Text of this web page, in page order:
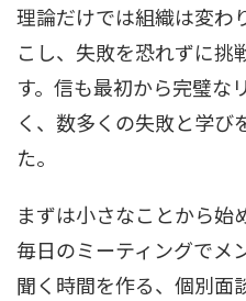
理論だけでは組織は変わ
こし、失敗を恐れずに挑
す。信も最初から完璧な
く、数多くの失敗と学び
た。
まずは小さなことから始
毎日のミーティングでメ
聞く時間を作る、個別面